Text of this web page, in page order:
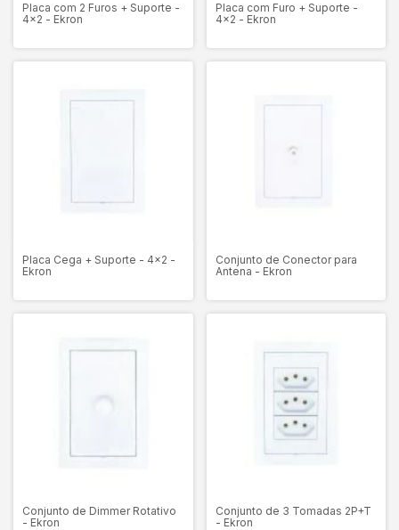
Placa com 2 Furos + Suporte -
4x2 - Ekron
Placa com Furo + Suporte -
4x2 - Ekron
Placa Cega + Suporte - 4x2 -
Ekron
Conjunto de Conector para
Antena - Ekron
Conjunto de Dimmer Rotativo
- Ekron
Conjunto de 3 Tomadas 2P+T
- Ekron